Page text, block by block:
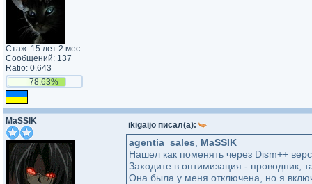
Стаж: 15 лет 2 мес.
Сообщений: 137
Ratio: 0.643
78.63%
MaSSIK ikigaijo писал(а):
agentia_sales
MaSSIK
Нашел как поменять через Dism++
Заходите в оптимизация - проводник,
Она была у меня отключена, но я